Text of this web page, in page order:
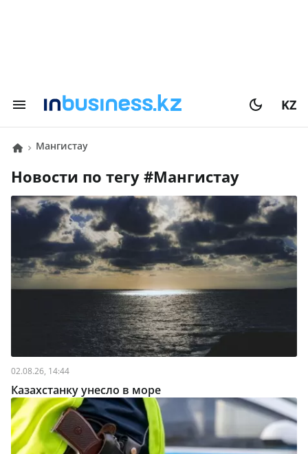
KZ
Мангистау
Новости по тегу # Мангистау
02.08.26, 14:44
Казахстанку унесло в море